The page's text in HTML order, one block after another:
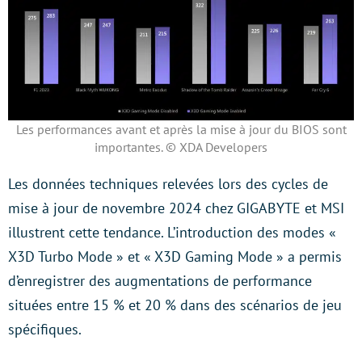
Les performances avant et après la mise à jour du BIOS sont
importantes. © XDA Developers
Les données techniques relevées lors des cycles de
mise à jour de novembre 2024 chez GIGABYTE et MSI
illustrent cette tendance. L’introduction des modes «
X3D Turbo Mode » et « X3D Gaming Mode » a permis
d’enregistrer des augmentations de performance
situées entre 15 % et 20 % dans des scénarios de jeu
spécifiques.